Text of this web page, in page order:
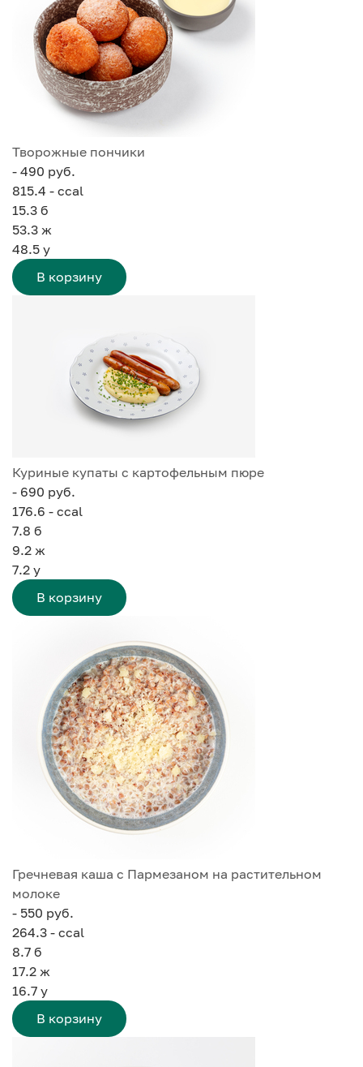
Творожные пончики
- 490 руб.
815.4 - ccal
15.3 б
53.3 ж
48.5 у
В корзину
Куриные купаты с картофельным пюре
- 690 руб.
176.6 - ccal
7.8 б
9.2 ж
7.2 у
В корзину
Гречневая каша с Пармезаном на растительном
молоке
- 550 руб.
264.3 - ccal
8.7 б
17.2 ж
16.7 у
В корзину